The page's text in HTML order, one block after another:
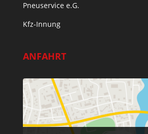
Pneuservice e.G.
Kfz-Innung
ANFAHRT